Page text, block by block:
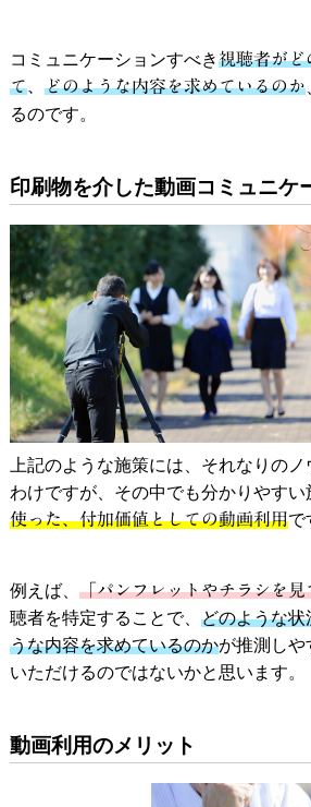
コミュニケーションすべき視聴者がど
て、 どのような内容を求めているのか
るのです。
印刷物を介した動画コミュニケ
上記のような施策には、それなりの
わけですが、その中でも分かりやすい
使った、付加価値としての動画利用で
例えば、 「パンフレットやチラシを見
聴者を特定することで、 どのような状
うな内容を求めているのかが推測しや
いただけるのではないかと思います。
動画利用のメリット